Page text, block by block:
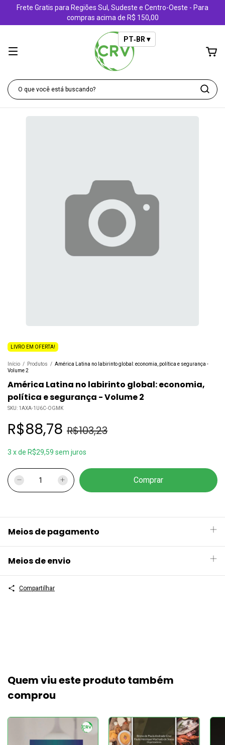
Frete Gratis para Regiões Sul, Sudeste e Centro-Oeste - Para
compras acima de R$ 150,00
PT‑BR ▾
LIVRO EM OFERTA!
Início / Produtos / América Latina no labirinto global: economia, política e segurança -
Volume 2
América Latina no labirinto global: economia,
política e segurança - Volume 2
SKU: 1AXA-1U6C-OGMK
R$88,78 R$103,23
3 xde R$29,59 sem juros
Meios de pagamento
Meios de envio
Compartilhar
Quem viu este produto também
comprou